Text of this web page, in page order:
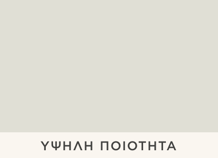
ΥΨΗΛΗ ΠΟΙΟΤΗΤΑ